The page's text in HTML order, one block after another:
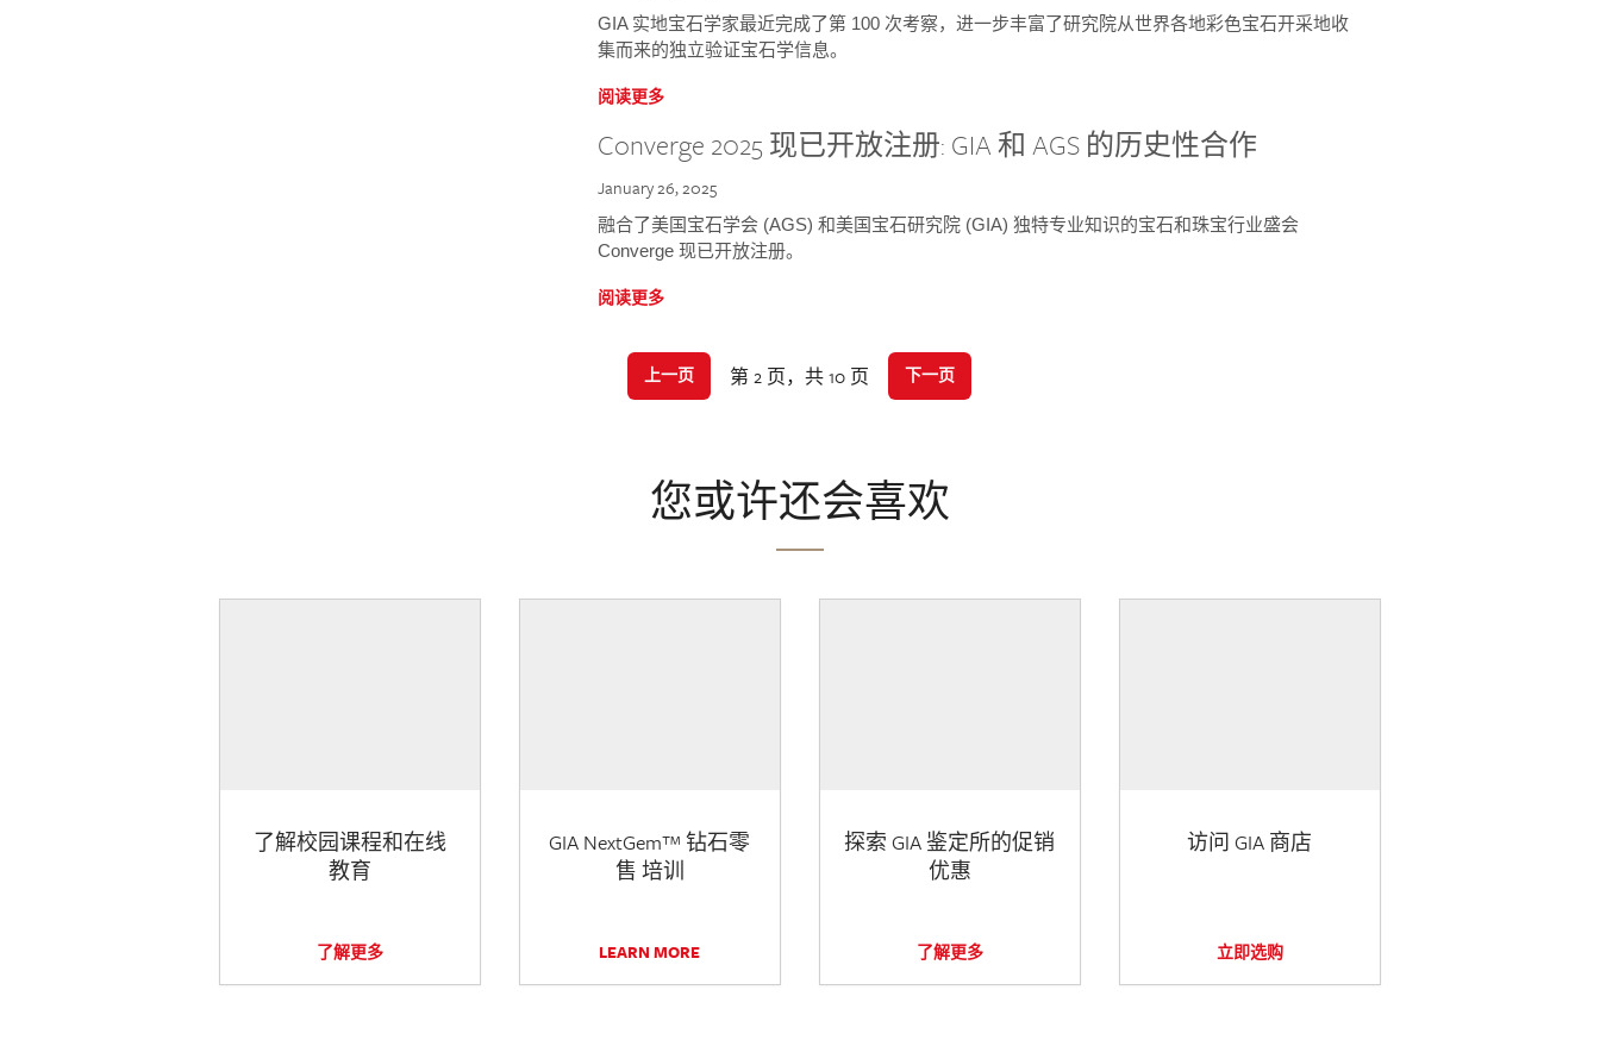
GIA 实地宝石学家最近完成了第 100 次考察，进一步丰富了研究院从世界各地彩色宝石开采地收
集而来的独立验证宝石学信息。
阅读更多
Converge 2025 现已开放注册: GIA 和 AGS 的历史性合作
January 26, 2025
融合了美国宝石学会 (AGS) 和美国宝石研究院 (GIA) 独特专业知识的宝石和珠宝行业盛会
Converge 现已开放注册。
阅读更多
上一页 第 2 页，共 10 页 下一页
您或许还会喜欢
了解校园课程和在线
教育
了解更多
GIA NextGem™ 钻石零
售 培训
LEARN MORE
探索 GIA 鉴定所的促销
优惠
了解更多
访问 GIA 商店
立即选购